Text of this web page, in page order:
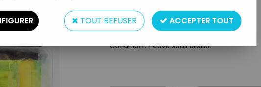
Matière : plastique
Taille : environ 10cm
Condition : neuve sous blister.
TOUT REFUSER ACCEPTER TOUT